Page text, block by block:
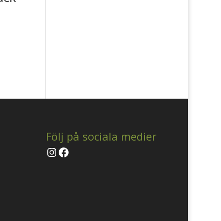
Följ på sociala medier
Instagram
Facebook